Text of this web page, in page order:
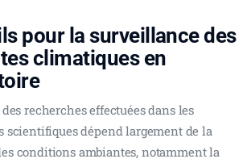
pour la surveillance des
climatiques en
recherches effectuées dans les
scientifiques dépend largement de la
conditions ambiantes, notamment la